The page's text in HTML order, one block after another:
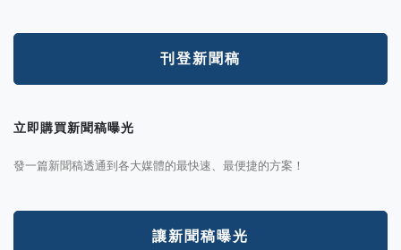
刊登新聞稿
立即購買新聞稿曝光
發一篇新聞稿透通到各大媒體的最快速、最便捷的方案！
讓新聞稿曝光